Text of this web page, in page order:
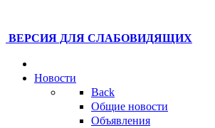
ВЕРСИЯ ДЛЯ СЛАБОВИДЯЩИХ
Новости
Back
Общие новости
Объявления